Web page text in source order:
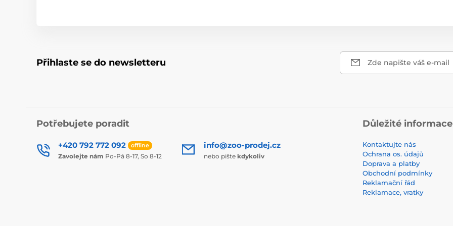
Přihlaste se do newsletteru Zde napište váš e-mail
Potřebujete poradit
+420 792 772 092 offline
Zavolejte nám Po-Pá 8-17, So 8-12
info@zoo-prodej.cz
nebo pište kdykoliv
Důležité informace
Kontaktujte nás
Ochrana os. údajů
Doprava a platby
Obchodní podmínky
Reklamační řád
Reklamace, vratky